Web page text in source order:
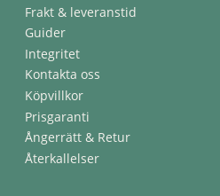
Frakt & leveranstid
Guider
Integritet
Kontakta oss
Köpvillkor
Prisgaranti
Ångerrätt & Retur
Återkallelser